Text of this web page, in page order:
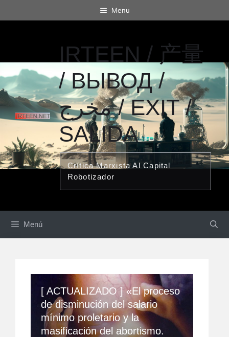
al
Menu
IRTEEN / 产量
/ ВЫВОД /
مخرج / EXIT /
SALIDA
Crítica Marxista Al Capital
Robotizador
Menú
[ ACTUALIZADO ] «El proceso
de disminución del salario
mínimo proletario y la
masificación del abortismo.